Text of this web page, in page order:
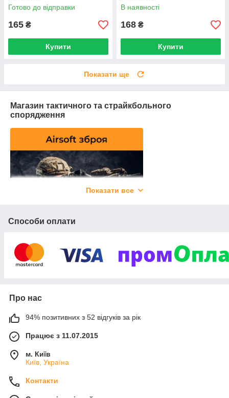
Готово до відправки
165 ₴
Купити
В наявності
168 ₴
Купити
Показати ще
Магазин тактичного та страйкбольного
спорядження
Показати все
Способи оплати
Про нас
94% позитивних з 52 відгуків за рік
Працює з 11.07.2015
м. Київ
Київ, Україна
Контакти